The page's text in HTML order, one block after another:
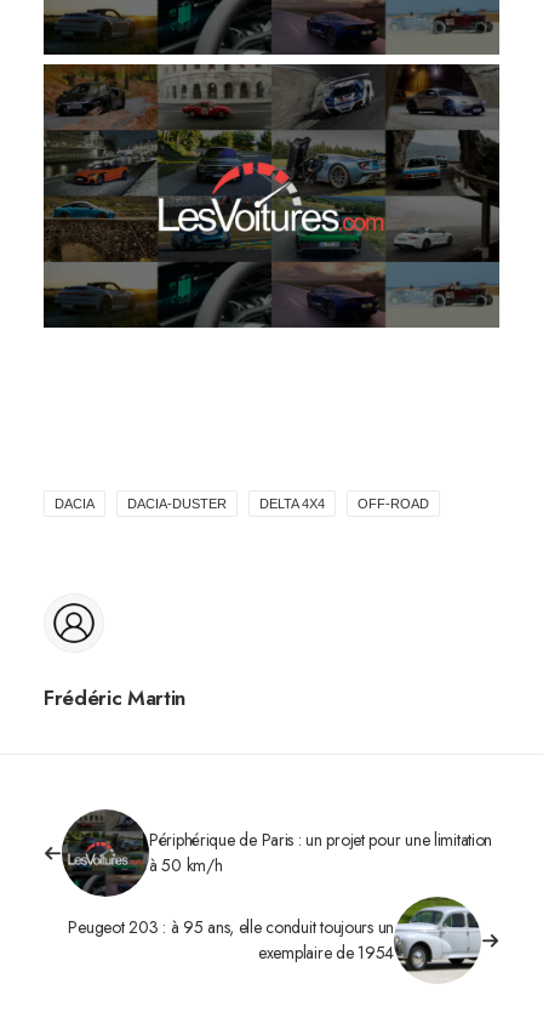
DACIA DACIA-DUSTER DELTA 4X4 OFF-ROAD
Frédéric Martin
Périphérique de Paris : un projet pour une limitation
à 50 km/h
Peugeot 203 : à 95 ans, elle conduit toujours un
exemplaire de 1954